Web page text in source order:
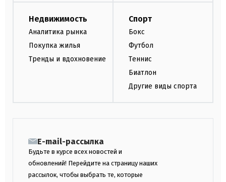
Недвижимость
Аналитика рынка
Покупка жилья
Тренды и вдохновение
Спорт
Бокс
Футбол
Теннис
Биатлон
Другие виды спорта
E-mail-рассылка
Будьте в курсе всех новостей и
обновлений! Перейдите на страницу наших
рассылок, чтобы выбрать те, которые